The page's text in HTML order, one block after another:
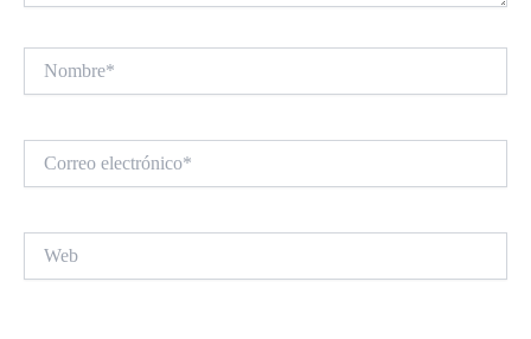
electrónico*